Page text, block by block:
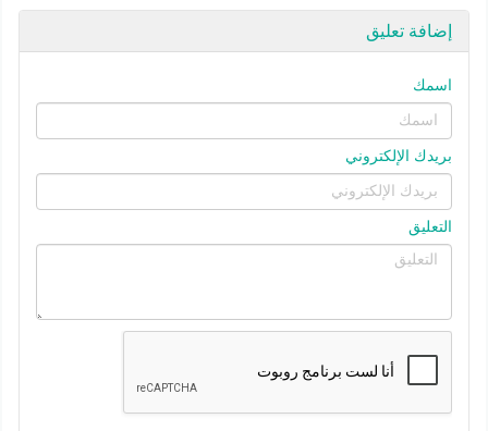
إضافة تعليق
اسمك
بريدك الإلكتروني
التعليق